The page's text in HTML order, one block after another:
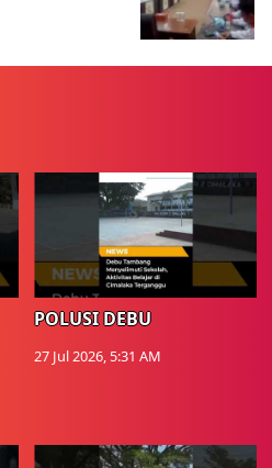
POLUSI DEBU
27 Jul 2026, 5:31 AM